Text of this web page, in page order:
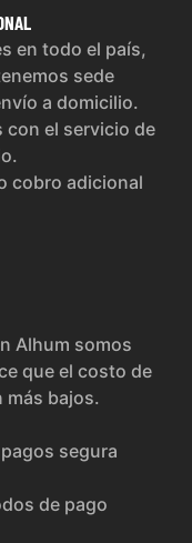
en todo el país,
sede
a domicilio.
con el servicio de
cobro adicional
Alhum somos
que el costo de
bajos.
segura
de pago